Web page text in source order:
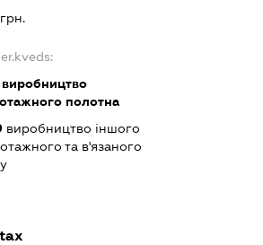
полотна
виробництво іншого
та в'язаного